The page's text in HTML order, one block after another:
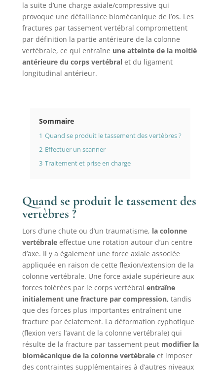
la suite d’une charge axiale/compressive qui
provoque une défaillance biomécanique de l’os. Les
fractures par tassement vertébral compromettent
par définition la partie antérieure de la colonne
vertébrale, ce qui entraîne une atteinte de la moitié
antérieure du corps vertébral et du ligament
longitudinal antérieur.
Sommaire
1 Quand se produit le tassement des vertèbres ?
2 Effectuer un scanner
3 Traitement et prise en charge
Quand se produit le tassement des
vertèbres ?
Lors d’une chute ou d’un traumatisme, la colonne
vertébraleeffectue une rotation autour d’un centre
d’axe. Il y a également une force axiale associée
appliquée en raison de cette flexion/extension de la
colonne vertébrale. Une force axiale supérieure aux
forces tolérées par le corps vertébral entraîne
initialement une fracture par compression, tandis
que des forces plus importantes entraînent une
fracture par éclatement. La déformation cyphotique
(flexion vers l’avant de la colonne vertébrale) qui
résulte de la fracture par tassement peut modifier la
biomécanique de la colonne vertébrale et imposer
des contraintes supplémentaires à d’autres niveaux